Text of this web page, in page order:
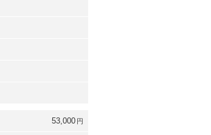
53,000 円